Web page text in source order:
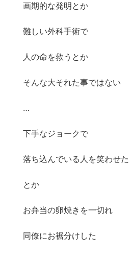
画期的な発明とか
難しい外科手術で
人の命を救うとか
そんな大それた事ではない
…
下手なジョークで
落ち込んでいる人を笑わせた
とか
お弁当の卵焼きを一切れ
同僚にお裾分けした